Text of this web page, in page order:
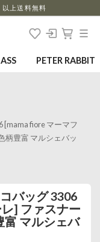
上送料無料
PETER RABBIT
[mama fiore マーマフ
柄豊富 マルシェバッ
バッグ 3306
] ファスナー
富 マルシェバ